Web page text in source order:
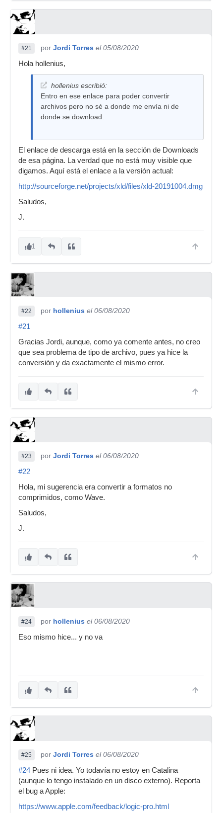
#21 por Jordi Torres el 05/08/2020
Hola hollenius,
hollenius escribió:
Entro en ese enlace para poder convertir
archivos pero no sé a donde me envía ni de
donde se download.
El enlace de descarga está en la sección de Downloads
de esa página. La verdad que no está muy visible que
digamos. Aquí está el enlace a la versión actual:
http://sourceforge.net/projects/xld/files/xld-20191004.dmg
Saludos,
J.
1
#22 por hollenius el 06/08/2020
#21
Gracias Jordi, aunque, como ya comente antes, no creo
que sea problema de tipo de archivo, pues ya hice la
conversión y da exactamente el mismo error.
#23 por Jordi Torres el 06/08/2020
#22
Hola, mi sugerencia era convertir a formatos no
comprimidos, como Wave.
Saludos,
J.
#24 por hollenius el 06/08/2020
Eso mismo hice... y no va
#25 por Jordi Torres el 06/08/2020
#24 Pues ni idea. Yo todavía no estoy en Catalina
(aunque lo tengo instalado en un disco externo). Reporta
el bug a Apple:
https://www.apple.com/feedback/logic-pro.html